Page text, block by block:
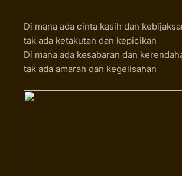
Di mana ada cinta kasih dan
tak ada ketakutan dan kepicikan
Di mana ada kesabaran dan
tak ada amarah dan kegelisahan